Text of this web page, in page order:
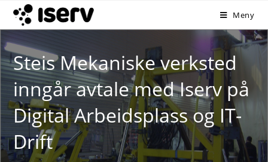
Meny
Steis Mekaniske verksted
inngår avtale med Iserv på
Digital Arbeidsplass og IT-
Drift